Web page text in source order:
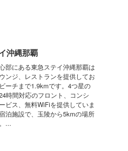
沖縄那覇
部にある東急ステイ沖縄那覇は
ンジ、レストランを提供してお
ーチまで1.9kmです。4つ星の
時間対応のフロント、コンシ
ビス、無料WiFiを提供していま
泊施設で、玉陵から5kmの場所
...